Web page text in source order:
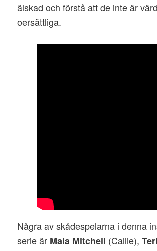
älskad och förstå att de inte är
oersättliga.
Några av skådespelarna i denna
serie är Maia Mitchell (Callie),